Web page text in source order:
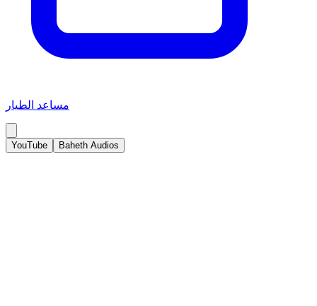
مساعد الطيار
YouTube Baheth Audios